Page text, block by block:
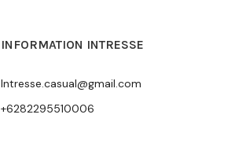
INFORMATION INTRESSE
Intresse.casual@gmail.com
+6282295510006